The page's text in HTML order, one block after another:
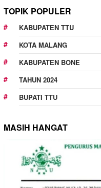
TOPIK POPULER
KABUPATEN TTU
KOTA MALANG
KABUPATEN BONE
TAHUN 2024
BUPATI TTU
MASIH HANGAT